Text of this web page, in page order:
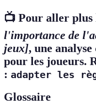
📺 Pour aller plus
l'importance de
jeux], une
pour les joueurs.
: adapter les
Glossaire